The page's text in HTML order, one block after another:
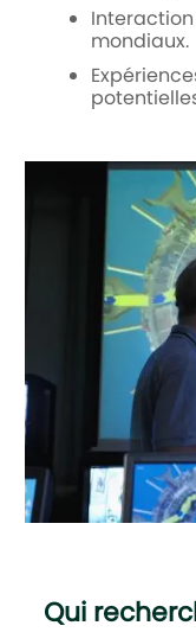
mondiaux.
Qui